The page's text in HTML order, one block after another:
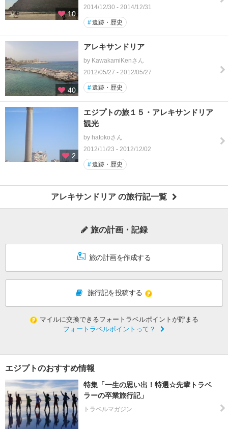
10
2014/12/30 - 2014/12/31
#遺跡・歴史
40
アレキサンドリア
by KawakamiKenさん
2012/05/27 - 2012/05/27
#遺跡・歴史
2
エジプトの旅１５・アレキサンドリア
観光
by hatokoさん
2012/11/23 - 2012/12/02
#遺跡・歴史
アレキサンドリア の旅行記一覧
旅の計画・記録
旅の計画を作成する
旅行記を投稿する
マイルに交換できるフォートラベルポイントが貯まる
フォートラベルポイントって？
エジプトのおすすめ情報
特集「一生の思い出！特選☆先輩トラベ
ラーの卒業旅行記」
トラベルマガジン